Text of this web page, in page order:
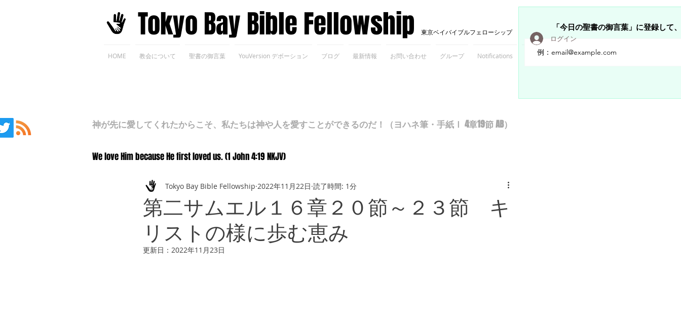
​Tokyo Bay Bible Fellowship 東京ベイバイブルフェローシップ
HOME 教会について 聖書の御言葉 YouVersion デボーション ブログ 最新情報 お問い合わせ グループ Notifications Members
「今日の聖書の御言葉」に登録して
ログイン
神が先に愛してくれたからこそ、私たちは神や人を愛すことができるのだ！（ヨハネ筆・手紙Ⅰ 4章19節 AB）
We love Him because He first loved us. (1 John 4:19 NKJV)
第二サムエル１６章２０節～２３節 キ
リストの様に歩む恵み
Tokyo Bay Bible Fellowship 2022年11月22日 読了時間: 1分
更新日： 2022年11月23日